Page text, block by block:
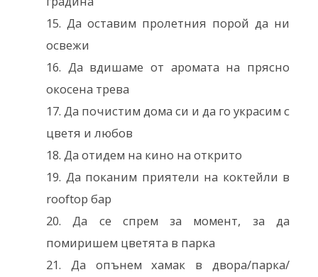
Да оставим пролетния порой да ни
освежи
Да вдишаме от аромата на прясно
окосена трева
Да почистим дома си и да го украсим с
цветя и любов
Да отидем на кино на открито
Да поканим приятели на коктейли в
rooftop бар
Да се спрем за момент, за да
помиришем цветята в парка
Да опънем хамак в двора/парка/